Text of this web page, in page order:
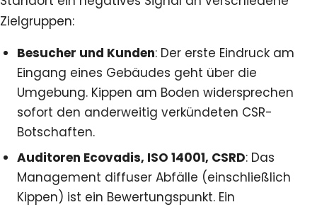
Zielgruppen:
Besucher und Kunden: Der erste Eindruck am
Eingang eines Gebäudes geht über die
Umgebung. Kippen am Boden widersprechen
sofort den anderweitig verkündeten CSR-
Botschaften.
Auditoren Ecovadis, ISO 14001, CSRD: Das
Management diffuser Abfälle (einschließlich
Kippen) ist ein Bewertungspunkt. Ein